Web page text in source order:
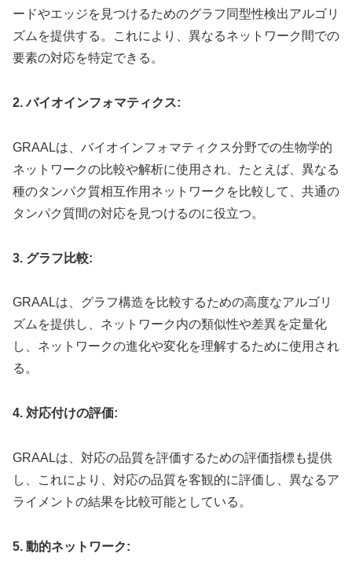
ードやエッジを見つけるためのグラフ同型性検出アルゴリ
ズムを提供する。これにより、異なるネットワーク間での
要素の対応を特定できる。
2. バイオインフォマティクス:
GRAALは、バイオインフォマティクス分野での生物学的
ネットワークの比較や解析に使用され、たとえば、異なる
種のタンパク質相互作用ネットワークを比較して、共通の
タンパク質間の対応を見つけるのに役立つ。
3. グラフ比較:
GRAALは、グラフ構造を比較するための高度なアルゴリ
ズムを提供し、ネットワーク内の類似性や差異を定量化
し、ネットワークの進化や変化を理解するために使用され
る。
4. 対応付けの評価:
GRAALは、対応の品質を評価するための評価指標も提供
し、これにより、対応の品質を客観的に評価し、異なるア
ライメントの結果を比較可能としている。
5. 動的ネットワーク: